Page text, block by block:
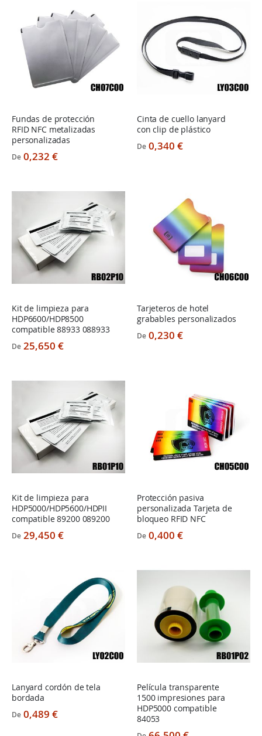
Fundas de protección
RFID NFC metalizadas
personalizadas
De 0,232 €
Cinta de cuello lanyard
con clip de plástico
De 0,340 €
Kit de limpieza para
HDP6600/HDP8500
compatible 88933 088933
De 25,650 €
Tarjeteros de hotel
grabables personalizados
De 0,230 €
Kit de limpieza para
HDP5000/HDP5600/HDPII
compatible 89200 089200
De 29,450 €
Protección pasiva
personalizada Tarjeta de
bloqueo RFID NFC
De 0,400 €
Lanyard cordón de tela
bordada
De 0,489 €
Película transparente
1500 impresiones para
HDP5000 compatible
84053